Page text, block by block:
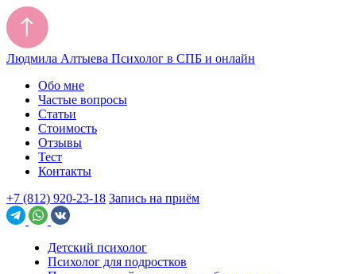
Людмила Алтыева Психолог в СПБ и онлайн
Обо мне
Частые вопросы
Статьи
Стоимость
Отзывы
Тест
Контакты
+7 (812) 920-23-18 Запись на приём
Детский психолог
Психолог для подростков